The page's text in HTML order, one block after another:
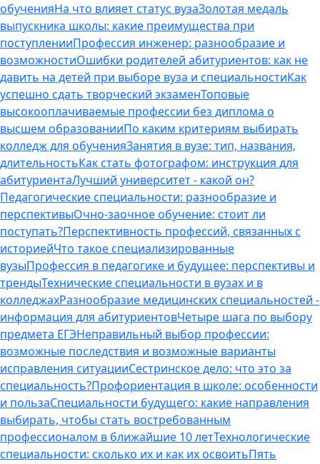
обученияНа что влияет статус вузаЗолотая медаль
выпускника школы: какие преимущества при
поступленииПрофессия инженер: разнообразие и
возможностиОшибки родителей абитуриентов: как не
давить на детей при выборе вуза и специальностиКак
успешно сдать творческий экзаменТоповые
высокооплачиваемые профессии без диплома о
высшем образованииПо каким критериям выбирать
колледж для обученияЗанятия в вузе: тип, названия,
длительностьКак стать фотографом: инструкция для
абитуриентаЛучший университет - какой он?
Педагогические специальности: разнообразие и
перспективыОчно-заочное обучение: стоит ли
поступать?Перспективность профессий, связанных с
историейЧто такое специализированные
вузыПрофессия в педагогике и будущее: перспективы и
трендыТехнические специальности в вузах и в
колледжахРазнообразие медицинских специальностей -
информация для абитуриентовЧетыре шага по выбору
предмета ЕГЭНеправильный выбор профессии:
возможные последствия и возможные варианты
исправления ситуацииСестринское дело: что это за
специальность?Профориентация в школе: особенности
и пользаСпециальности будущего: какие направления
выбирать, чтобы стать востребованным
профессионалом в ближайшие 10 летТехнологические
специальности: сколько их и как их освоитьПять